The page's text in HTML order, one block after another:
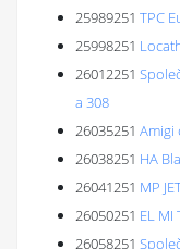
25989251 TPC
25998251
26012251
a 308
26035251 Amigi
26038251 HA
26041251 MP
26050251 EL MI
26058251